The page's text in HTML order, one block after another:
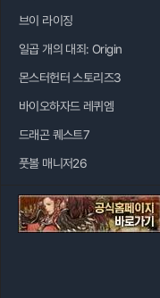
브이 라이징
일곱 개의 대죄: Origin
몬스터헌터 스토리즈3
바이오하자드 레퀴엠
드래곤 퀘스트7
풋볼 매니저26